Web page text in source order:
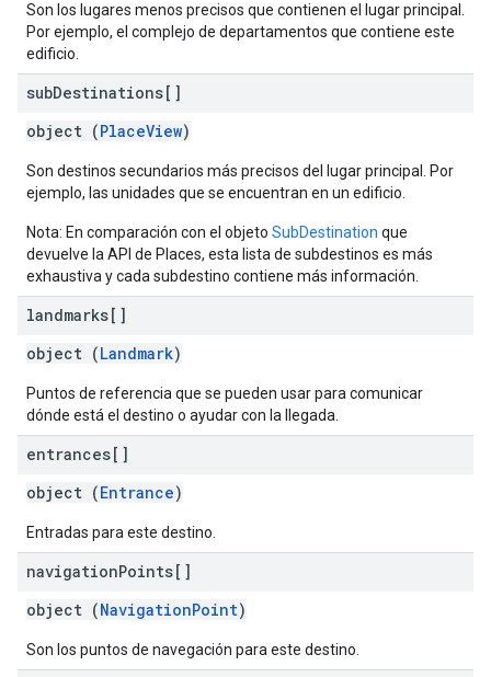
Son los lugares menos precisos que contienen el lugar principal.
Por ejemplo, el complejo de departamentos que contiene este
edificio.
subDestinations[]
object (PlaceView)
Son destinos secundarios más precisos del lugar principal. Por
ejemplo, las unidades que se encuentran en un edificio.
Nota: En comparación con el objeto SubDestination que
devuelve la API de Places, esta lista de subdestinos es más
exhaustiva y cada subdestino contiene más información.
landmarks[]
object (Landmark)
Puntos de referencia que se pueden usar para comunicar
dónde está el destino o ayudar con la llegada.
entrances[]
object (Entrance)
Entradas para este destino.
navigationPoints[]
object (NavigationPoint)
Son los puntos de navegación para este destino.